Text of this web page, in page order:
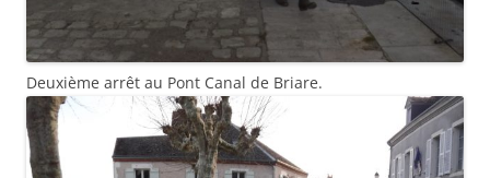
Deuxième arrêt au Pont Canal de Briare.